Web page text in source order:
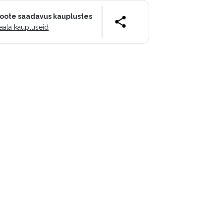
saadavus kauplustes
kaupluseid